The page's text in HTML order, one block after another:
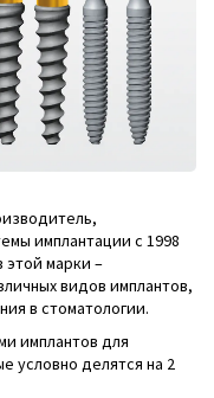
имплантации с 1998
марки –
видов имплантов,
в стоматологии.
имплантов для
условно делятся на 2